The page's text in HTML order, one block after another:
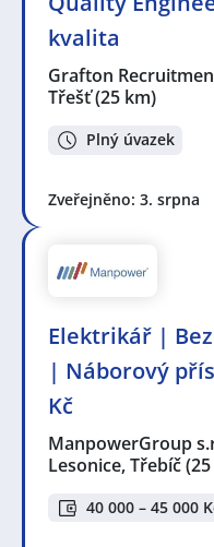
kvalita
Grafton
Třešť(25 km)
Plný úvazek
Zveřejněno: 3. srpna
Elektrikář |
| Náborový
Kč
ManpowerGroup
Lesonice, Třebíč
40 000 – 45 000